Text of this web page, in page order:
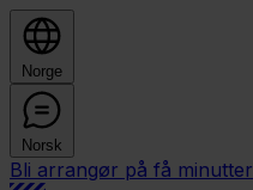
Norge
Norsk
Bli arrangør på få minutter